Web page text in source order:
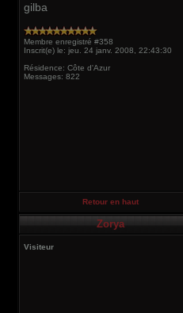
gilba
Membre enregistré #358
Inscrit(e) le: jeu. 24 janv. 2008, 22:43:30
Résidence: Côte d'Azur
Messages: 822
Retour en haut
Zorya
Visiteur